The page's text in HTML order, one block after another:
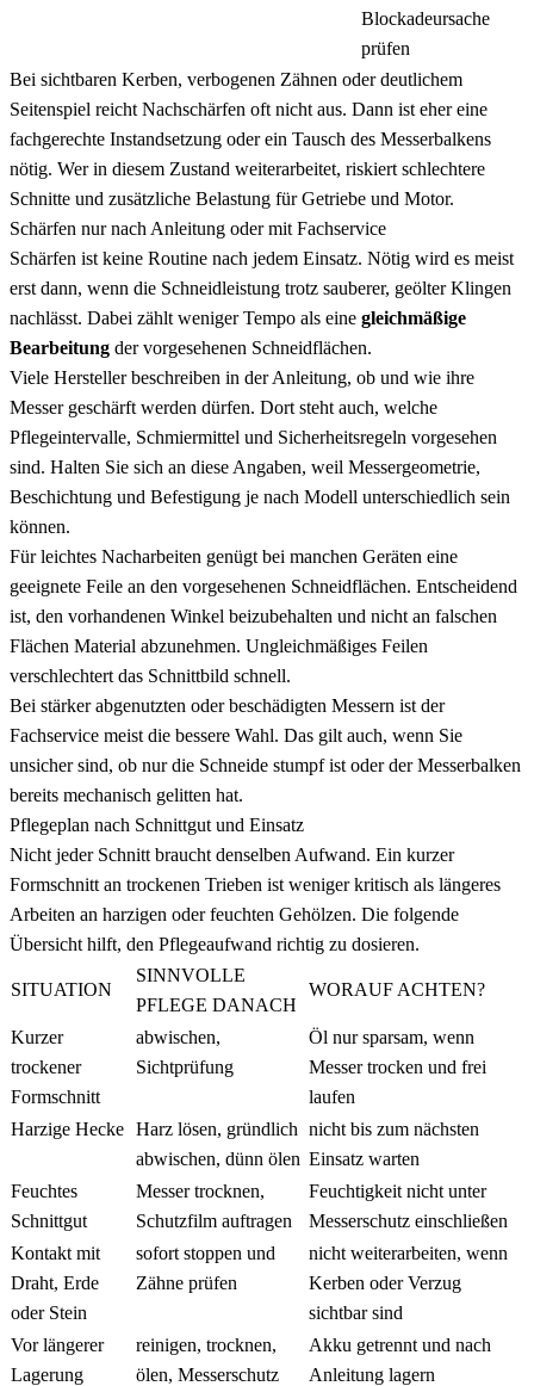
Blockadeursache
prüfen
Bei sichtbaren Kerben, verbogenen Zähnen oder deutlichem
Seitenspiel reicht Nachschärfen oft nicht aus. Dann ist eher eine
fachgerechte Instandsetzung oder ein Tausch des Messerbalkens
nötig. Wer in diesem Zustand weiterarbeitet, riskiert schlechtere
Schnitte und zusätzliche Belastung für Getriebe und Motor.
Schärfen nur nach Anleitung oder mit Fachservice
Schärfen ist keine Routine nach jedem Einsatz. Nötig wird es meist
erst dann, wenn die Schneidleistung trotz sauberer, geölter Klingen
nachlässt. Dabei zählt weniger Tempo als eine gleichmäßige
Bearbeitung der vorgesehenen Schneidflächen.
Viele Hersteller beschreiben in der Anleitung, ob und wie ihre
Messer geschärft werden dürfen. Dort steht auch, welche
Pflegeintervalle, Schmiermittel und Sicherheitsregeln vorgesehen
sind. Halten Sie sich an diese Angaben, weil Messergeometrie,
Beschichtung und Befestigung je nach Modell unterschiedlich sein
können.
Für leichtes Nacharbeiten genügt bei manchen Geräten eine
geeignete Feile an den vorgesehenen Schneidflächen. Entscheidend
ist, den vorhandenen Winkel beizubehalten und nicht an falschen
Flächen Material abzunehmen. Ungleichmäßiges Feilen
verschlechtert das Schnittbild schnell.
Bei stärker abgenutzten oder beschädigten Messern ist der
Fachservice meist die bessere Wahl. Das gilt auch, wenn Sie
unsicher sind, ob nur die Schneide stumpf ist oder der Messerbalken
bereits mechanisch gelitten hat.
Pflegeplan nach Schnittgut und Einsatz
Nicht jeder Schnitt braucht denselben Aufwand. Ein kurzer
Formschnitt an trockenen Trieben ist weniger kritisch als längeres
Arbeiten an harzigen oder feuchten Gehölzen. Die folgende
Übersicht hilft, den Pflegeaufwand richtig zu dosieren.
SITUATION
SINNVOLLE
PFLEGE DANACH
WORAUF ACHTEN?
Kurzer
trockener
Formschnitt
abwischen,
Sichtprüfung
Öl nur sparsam, wenn
Messer trocken und frei
laufen
Harzige Hecke Harz lösen, gründlich
abwischen, dünn ölen
nicht bis zum nächsten
Einsatz warten
Feuchtes
Schnittgut
Messer trocknen,
Schutzfilm auftragen
Feuchtigkeit nicht unter
Messerschutz einschließen
Kontakt mit
Draht, Erde
oder Stein
sofort stoppen und
Zähne prüfen
nicht weiterarbeiten, wenn
Kerben oder Verzug
sichtbar sind
Vor längerer
Lagerung
reinigen, trocknen,
ölen, Messerschutz
Akku getrennt und nach
Anleitung lagern